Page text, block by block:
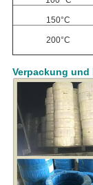
150°C
200°C
Verpackung und